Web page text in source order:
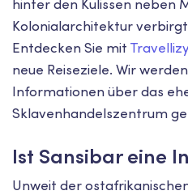
hinter den Kulissen neben
Kolonialarchitektur verbirgt
Entdecken Sie mit
neue Reiseziele. Wir
Informationen über das
Sklavenhandelszentrum
Ist Sansibar eine
Unweit der